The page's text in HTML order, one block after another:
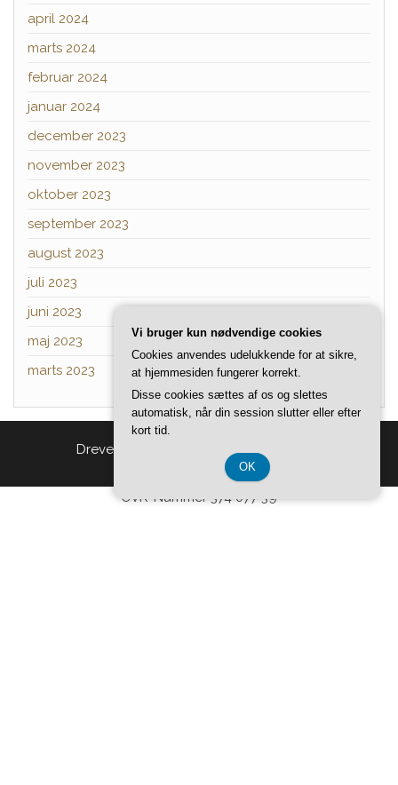
april 2024
marts 2024
februar 2024
januar 2024
december 2023
november 2023
oktober 2023
september 2023
august 2023
juli 2023
juni 2023
maj 2023
marts 2023
Drevet af Tema:Head Blog
CVR-Nummer 374 077 39
Vi bruger kun nødvendige cookies
Cookies anvendes udelukkende for at sikre,
at hjemmesiden fungerer korrekt.
Disse cookies sættes af os og slettes
automatisk, når din session slutter eller efter
kort tid.
OK